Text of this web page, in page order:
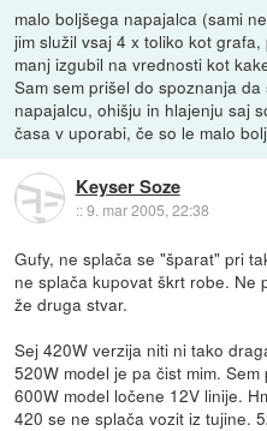
malo boljšega napajalca (sami
jim služil vsaj 4 x toliko kot
manj izgubil na vrednosti kot
Sam sem prišel do spoznanja
napajalcu, ohišju in hlajenju saj
časa v uporabi, če so le malo
Keyser Soze
::9. mar 2005, 22:38
Gufy, ne splača se "šparat" pri
ne splača kupovat škrt robe. Ne
že druga stvar.
Sej 420W verzija niti ni tako
520W model je pa čist mim.
600W model ločene 12V linije.
420 se ne splača vozit iz tujine.